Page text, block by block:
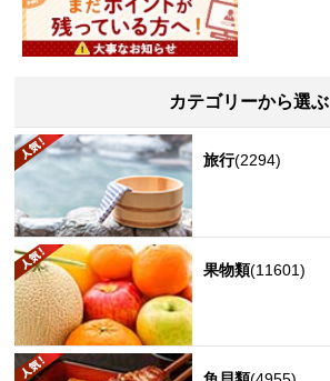
カテゴリーから選ぶ
旅行(2294)
果物類(11601)